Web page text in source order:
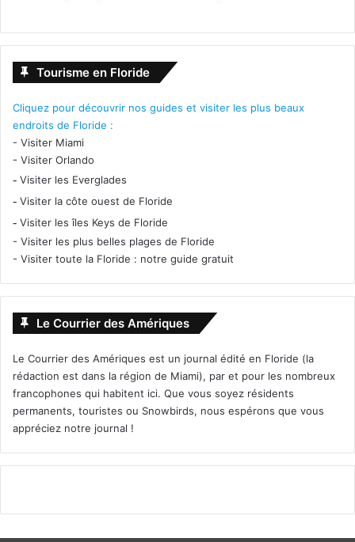
Tourisme en Floride
Cliquez pour découvrir nos guides et visiter les plus beaux
endroits de Floride :
- Visiter Miami
- Visiter Orlando
- Visiter les Everglades
- Visiter la côte ouest de Floride
- Visiter les îles Keys de Floride
- Visiter les plus belles plages de Floride
- Visiter toute la Floride : notre guide gratuit
Le Courrier des Amériques
Le Courrier des Amériques est un journal édité en Floride (la
rédaction est dans la région de Miami), par et pour les nombreux
francophones qui habitent ici. Que vous soyez résidents
permanents, touristes ou Snowbirds, nous espérons que vous
appréciez notre journal !